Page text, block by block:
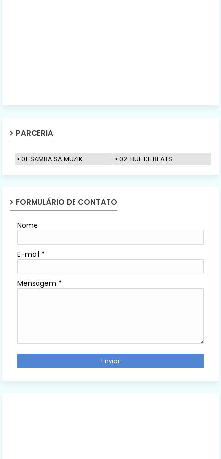
PARCERIA
01. SAMBA SA MUZIK 02. BUE DE BEATS
FORMULÁRIO DE CONTATO
Nome
E-mail *
Mensagem *